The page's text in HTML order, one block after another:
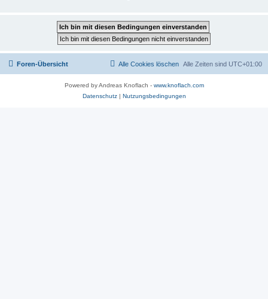
Foren-Übersicht Alle Zeiten sind UTC+01:00
Alle Cookies löschen
Powered by Andreas Knoflach - www.knoflach.com
Datenschutz| Nutzungsbedingungen